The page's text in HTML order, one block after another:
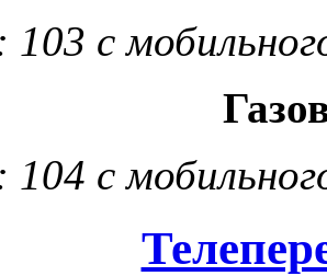
103 с
104 с